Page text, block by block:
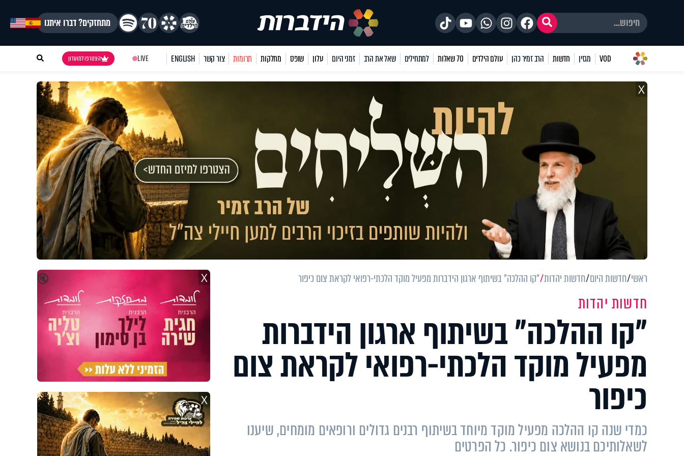
מתחזקים? דברו איתנו
VOD מגזין חדשות הרב זמיר כהן עולם הילדים 70 שאלות למתחילים שאל את הרב זמני היום עלון שופס מחלקות תרומות צור קשר ENGLISH
LIVE הצטרפו למועדון
X
ראשי חדשות היום חדשות יהדות "קו ההלכה" בשיתוף ארגון הידברות מפעיל מוקד הלכתי-רפואי לקראת צום כיפור
חדשות יהדות
"קו ההלכה" בשיתוף ארגון הידברות
מפעיל מוקד הלכתי-רפואי לקראת צום
כיפור
כמדי שנה קו ההלכה מפעיל מוקד מיוחד בשיתוף רבנים גדולים ורופאים מומחים, שיענו
לשאלותיכם בנושא צום כיפור. כל הפרטים
🔇 X
X